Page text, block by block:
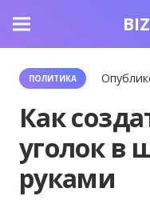
ПОЛИТИКА
Как
уголок в
руками